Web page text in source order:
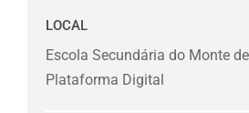
LOCAL
Escola Secundária do Monte
Plataforma Digital